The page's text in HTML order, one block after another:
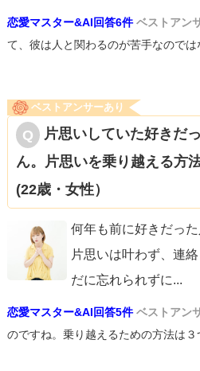
この回答が参考になれば幸いです
他人に期待する気持ちも薄れる。
◆1日1回、誰かに感謝する
これが習慣化すると無意識的に
す。
感謝と言っても些細な事で構いま
・マンションを清掃してくれて
・改札で挨拶してくれる駅員さん
・労いの言葉をかけてくれる上司
思考の習慣化は6ヵ月かかると言
恋愛マスター&AI回答6件 ベストアン
て、彼は人と関わるのが苦手なのでは
ベストアンサーあり
片思いしていた好きだ
ん。片思いを乗り越える方
(22歳・女性）
何年も前に好きだっ
片思いは叶わず、連
だに忘れられずに...
恋愛マスター&AI回答5件 ベストアン
のですね。乗り越えるための方法は３